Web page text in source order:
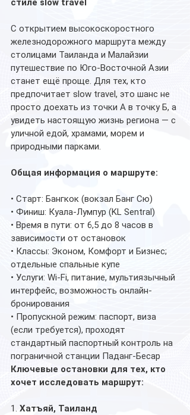
стиле slow travel
С открытием высокоскоростного
железнодорожного маршрута между
столицами Таиланда и Малайзии
путешествие по Юго-Восточной Азии
станет ещё проще. Для тех, кто
предпочитает slow travel, это шанс не
просто доехать из точки А в точку Б, а
увидеть настоящую жизнь региона — с
уличной едой, храмами, морем и
природными парками.
Общая информация о маршруте:
• Старт: Бангкок (вокзал Банг Сю)
• Финиш: Куала-Лумпур (KL Sentral)
• Время в пути: от 6,5 до 8 часов в
зависимости от остановок
• Классы: Эконом, Комфорт и Бизнес;
отдельные спальные купе
• Услуги: Wi-Fi, питание, мультиязычный
интерфейс, возможность онлайн-
бронирования
• Пропускной режим: паспорт, виза
(если требуется), проходят
стандартный паспортный контроль на
пограничной станции Паданг-Бесар
Ключевые остановки для тех, кто
хочет исследовать маршрут:
1. Хатъяй, Таиланд